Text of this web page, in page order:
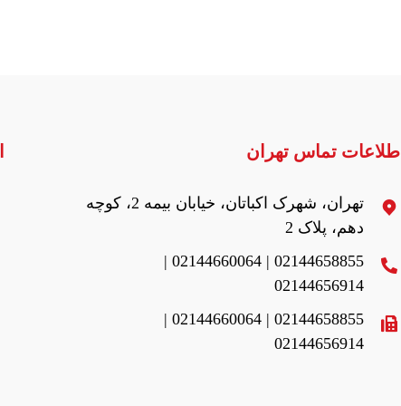
اطلاعات تماس تهران
تهران، شهرک اکباتان، خیابان بیمه 2، کوچه
دهم، پلاک 2
02144658855 | 02144660064 |
02144656914
02144658855 | 02144660064 |
02144656914